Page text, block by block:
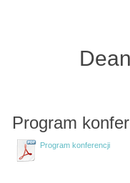
Program
Program konferencji